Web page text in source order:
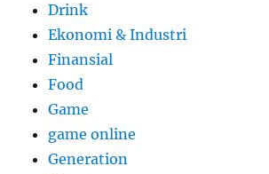
Drink
Ekonomi & Industri
Finansial
Food
Game
game online
Generation